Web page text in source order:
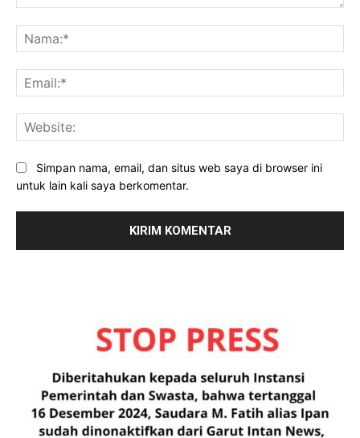
Simpan nama, email, dan situs web saya di browser ini
untuk lain kali saya berkomentar.